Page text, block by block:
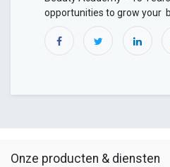
opportunities to grow your
Onze producten & diensten